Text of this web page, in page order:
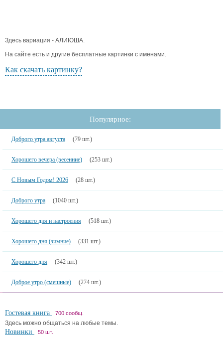
Здесь вариация - АЛИЮША.
На сайте есть и другие бесплатные картинки с именами.
Как скачать картинку?
Популярное:
Доброго утра августа (79 шт.)
Хорошего вечера (весенние) (253 шт.)
С Новым Годом! 2026 (28 шт.)
Доброго утра (1040 шт.)
Хорошего дня и настроения (518 шт.)
Хорошего дня (зимние) (331 шт.)
Хорошего дня (342 шт.)
Доброе утро (смешные) (274 шт.)
Гостевая книга 700 сообщ.
Здесь можно общаться на любые темы.
Новинки 50 шт.